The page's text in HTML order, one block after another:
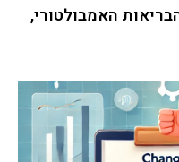
האמבולטורי,